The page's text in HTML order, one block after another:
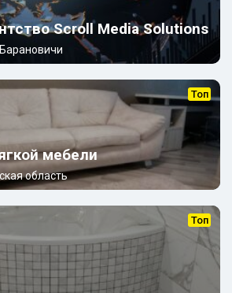
Scroll Media Solutions
Топ
мебели
область
Топ